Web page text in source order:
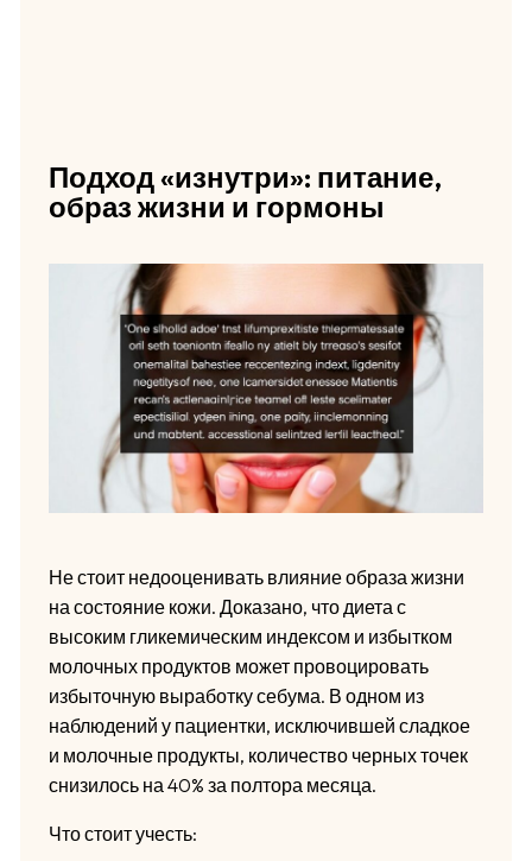
Подход «изнутри»: питание,
образ жизни и гормоны
Не стоит недооценивать влияние образа жизни
на состояние кожи. Доказано, что диета с
высоким гликемическим индексом и избытком
молочных продуктов может провоцировать
избыточную выработку себума. В одном из
наблюдений у пациентки, исключившей сладкое
и молочные продукты, количество черных точек
снизилось на 40% за полтора месяца.
Что стоит учесть: